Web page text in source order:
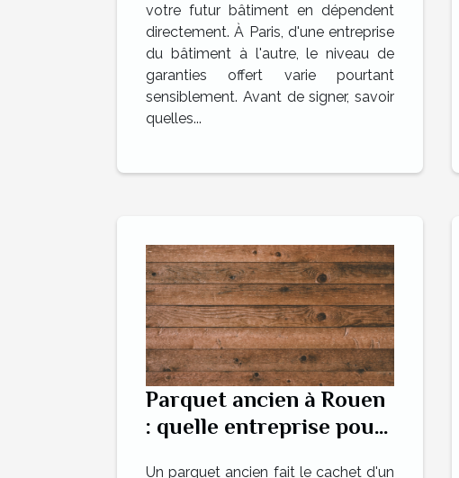
votre futur bâtiment en dépendent
directement. À Paris, d'une entreprise
du bâtiment à l'autre, le niveau de
garanties offert varie pourtant
sensiblement. Avant de signer, savoir
quelles...
Parquet ancien à Rouen
: quelle entreprise pour
Un parquet ancien fait le cachet d'un